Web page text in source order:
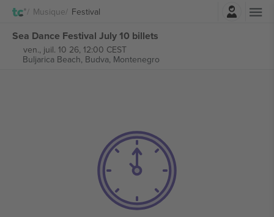
Musique Festival
Sea Dance Festival July 10 billets
ven., juil. 10 26, 12:00 CEST
Buljarica Beach, Budva, Montenegro